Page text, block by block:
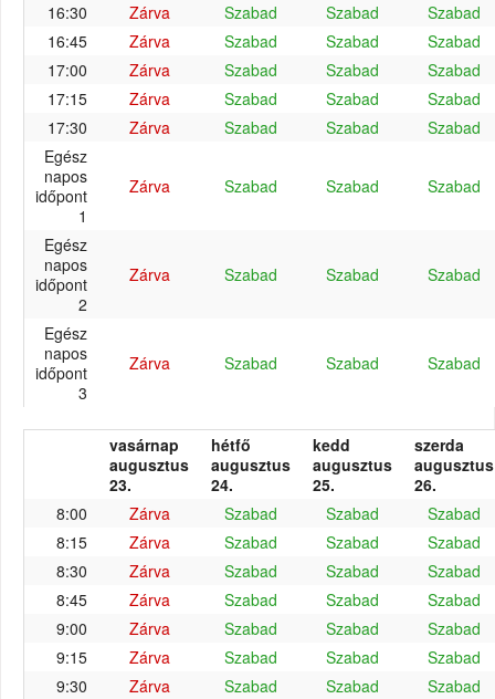
16:30 Zárva Szabad Szabad
Szabad
16:45
Zárva Szabad Szabad
Szabad
17:00
Zárva Szabad Szabad
Szabad
17:15
Zárva Szabad Szabad
Szabad
17:30
Zárva Szabad Szabad
Szabad
Egész
napos
időpont
1
Zárva Szabad Szabad Szabad
Egész
napos
időpont
2
Zárva Szabad Szabad Szabad
Egész
napos
időpont
3
Zárva Szabad Szabad Szabad
vasárnap
augusztus
23.
hétfő
augusztus
24.
kedd
augusztus
25.
szerda
augusztus
26.
8:00
Zárva Szabad Szabad
Szabad
8:15
Zárva Szabad Szabad
Szabad
8:30
Zárva Szabad Szabad
Szabad
8:45
Zárva Szabad Szabad
Szabad
9:00
Zárva Szabad Szabad
Szabad
9:15
Zárva Szabad Szabad
Szabad
9:30
Zárva Szabad Szabad
Szabad